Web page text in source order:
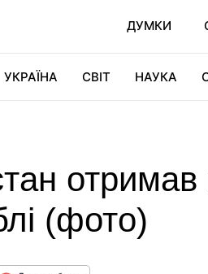
ДУМКИ
УКРАЇНА СВІТ НАУКА
отримав
(фото)